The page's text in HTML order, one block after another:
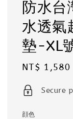
防水台
水透氣
墊-XL
Sale
NT$ 1,580
Secure
顔色